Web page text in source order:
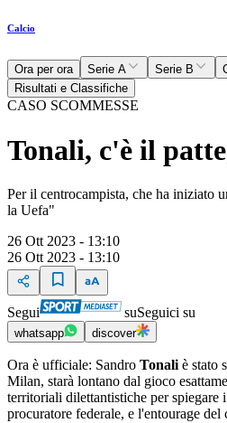
Calcio
Ora per ora Serie A Serie B
Risultati e Classifiche
CASO SCOMMESSE
Tonali, c'è il
Per il centrocampista, che ha iniziato
la Uefa"
26 Ott 2023 - 13:10
26 Ott 2023 - 13:10
Segui suSeguici su
whatsapp discover
Ora è ufficiale: Sandro Tonali è stato
Milan, starà lontano dal gioco
territoriali dilettantistiche per spiegare
procuratore federale, e l'entourage